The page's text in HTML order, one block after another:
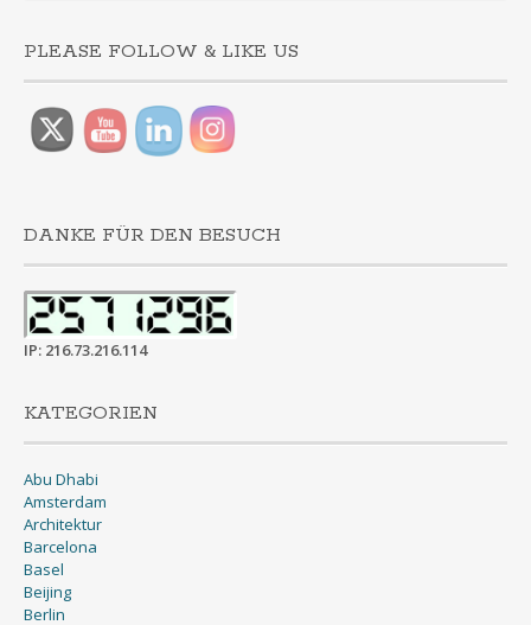
PLEASE FOLLOW & LIKE US
DANKE FÜR DEN BESUCH
IP: 216.73.216.114
KATEGORIEN
Abu Dhabi
Amsterdam
Architektur
Barcelona
Basel
Beijing
Berlin